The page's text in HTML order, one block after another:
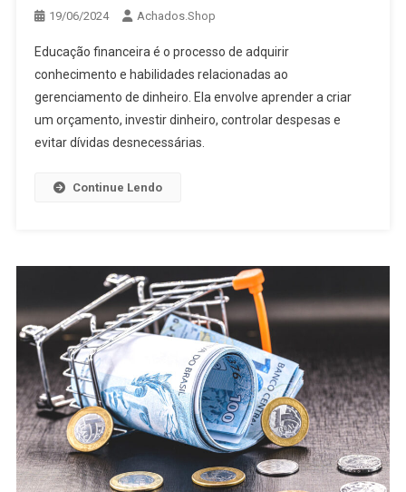
19/06/2024 Achados.Shop
Educação financeira é o processo de adquirir
conhecimento e habilidades relacionadas ao
gerenciamento de dinheiro. Ela envolve aprender a criar
um orçamento, investir dinheiro, controlar despesas e
evitar dívidas desnecessárias.
Continue Lendo